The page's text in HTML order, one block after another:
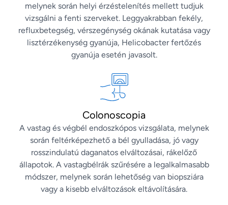
melynek során helyi érzéstelenítés mellett tudjuk
vizsgálni a fenti szerveket. Leggyakrabban fekély,
refluxbetegség, vérszegénység okának kutatása vagy
lisztérzékenység gyanúja, Helicobacter fertőzés
gyanúja esetén javasolt.
Colonoscopia
A vastag és végbél endoszkópos vizsgálata, melynek
során feltérképezhető a bél gyulladása, jó vagy
rosszindulatú daganatos elváltozásai, rákelőző
állapotok. A vastagbélrák szűrésére a legalkalmasabb
módszer, melynek során lehetőség van biopsziára
vagy a kisebb elváltozások eltávolítására.